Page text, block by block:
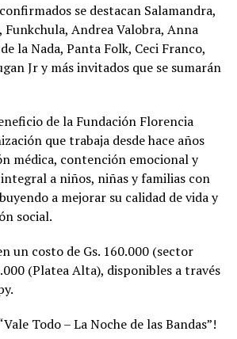
se destacan Salamandra,
Andrea Valobra, Anna
la Nada, Panta Folk, Ceci Franco,
Jr y más invitados que se sumarán
de la Fundación Florencia
que trabaja desde hace años
médica, contención emocional y
a niños, niñas y familias con
a mejorar su calidad de vida y
social.
un costo de Gs. 160.000 (sector
(Platea Alta), disponibles a través
Todo – La Noche de las Bandas”!